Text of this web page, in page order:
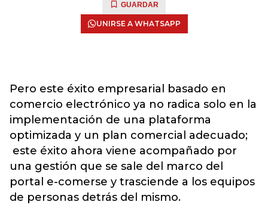
GUARDAR
UNIRSE A WHATSAPP
Pero este éxito empresarial basado en
comercio electrónico ya no radica solo en la
implementación de una plataforma
optimizada y un plan comercial adecuado;
este éxito ahora viene acompañado por
una gestión que se sale del marco del
portal e-comerse y trasciende a los equipos
de personas detrás del mismo.